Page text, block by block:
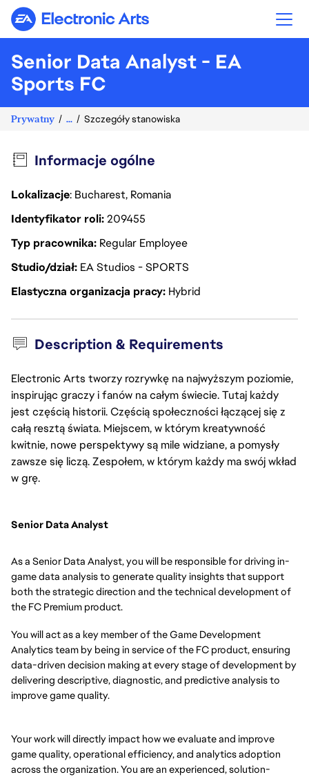
Electronic Arts
Senior Data Analyst - EA
Sports FC
Prywatny ... Szczegóły stanowiska
Informacje ogólne
Lokalizacje: Bucharest, Romania
Identyfikator roli209455
Typ pracownika Regular Employee
Studio/dział EA Studios - SPORTS
Elastyczna organizacja pracy Hybrid
Description & Requirements
Electronic Arts tworzy rozrywkę na najwyższym poziomie,
inspirując graczy i fanów na całym świecie. Tutaj każdy
jest częścią historii. Częścią społeczności łączącej się z
całą resztą świata. Miejscem, w którym kreatywność
kwitnie, nowe perspektywy są mile widziane, a pomysły
zawsze się liczą. Zespołem, w którym każdy ma swój wkład
w grę.
Senior Data Analyst
As a Senior Data Analyst, you will be responsible for driving in-
game data analysis to generate quality insights that support
both the strategic direction and the technical development of
the FC Premium product.
You will act as a key member of the Game Development
Analytics team by being in service of the FC product, ensuring
data-driven decision making at every stage of development by
delivering descriptive, diagnostic, and predictive analysis to
improve game quality.
Your work will directly impact how we evaluate and improve
game quality, operational efficiency, and analytics adoption
across the organization. You are an experienced, solution-